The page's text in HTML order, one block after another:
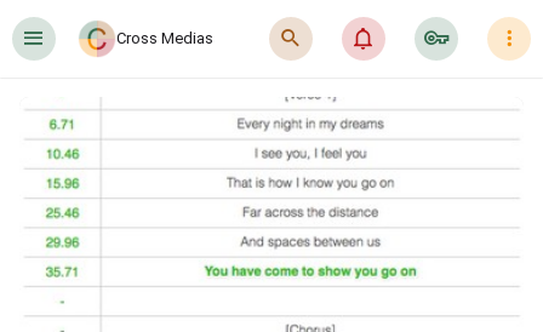
󰍜 Cross Medias 󰍉 󰂜 󰷖 󰇙